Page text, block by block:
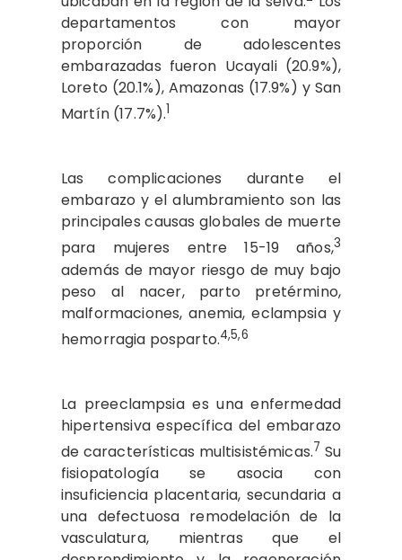
departamentos con mayor
proporción de adolescentes
embarazadas fueron Ucayali (20.9%),
Loreto (20.1%), Amazonas (17.9%) y San
Martín (17.7%).1
Las complicaciones durante el
embarazo y el alumbramiento son las
principales causas globales de muerte
para mujeres entre 15-19 años,3
además de mayor riesgo de muy bajo
peso al nacer, parto pretérmino,
malformaciones, anemia, eclampsia y
hemorragia posparto.4,5,6
La preeclampsia es una enfermedad
hipertensiva específica del embarazo
de características multisistémicas.7 Su
fisiopatología se asocia con
insuficiencia placentaria, secundaria a
una defectuosa remodelación de la
vasculatura, mientras que el